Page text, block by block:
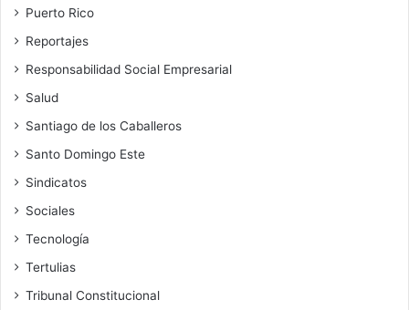
Puerto Rico
Reportajes
Responsabilidad Social Empresarial
Salud
Santiago de los Caballeros
Santo Domingo Este
Sindicatos
Sociales
Tecnología
Tertulias
Tribunal Constitucional